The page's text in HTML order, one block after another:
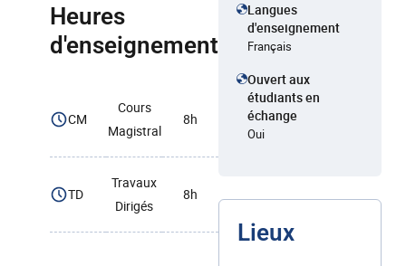
Heures
d'enseignement
CM
Cours
Magistral
8h
TD
Travaux
Dirigés
8h
Langues
d'enseignement
Français
Ouvert aux
étudiants en
échange
Oui
Lieux